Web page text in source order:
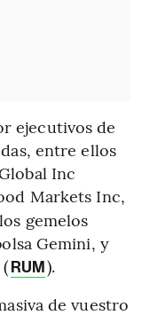
ejecutivos de
entre ellos
Inc
Markets Inc,
gemelos
Gemini, y
RUM).
de vuestro